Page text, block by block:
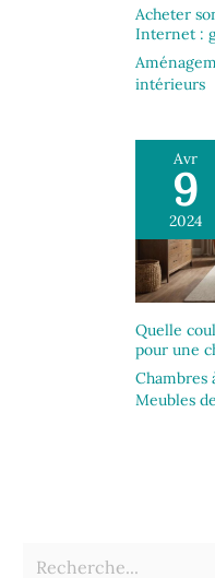
Acheter
Internet :
intérieurs
Avr
9
2024
Quelle
pour une
Chambres
Meubles